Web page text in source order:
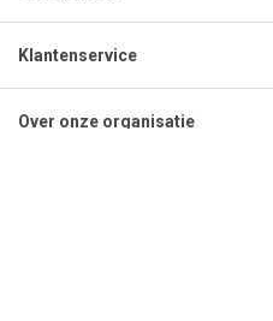
Klantenservice
Over onze organisatie